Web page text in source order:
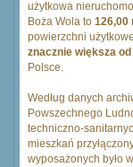
użytkowa
Boża Wola to 126,00
powierzchni
znacznie większa od
Polsce.
Według danych
Powszechnego
techniczno-
mieszkań
wyposażonych było